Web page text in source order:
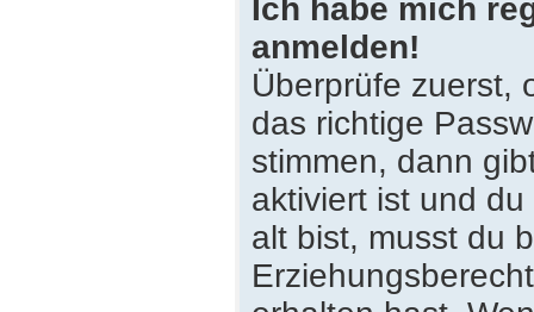
Ich habe mich
anmelden!
Überprüfe zuerst,
das richtige
stimmen, dann
aktiviert ist und
alt bist, musst du